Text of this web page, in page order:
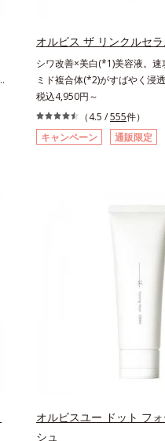
オルビス ザ リンクルセ
シワ改善×美白(*1)美容液。速
ミド複合体(*2)がすばやく浸
ッと。大人の肌にハリ感を。
美容液。ポーラ化成 研究所の
た、速攻型ナイアシンアミド
ポート成分(*4)を配合。シワ改
く届けます。真皮のコラーゲ
齢とともに刻まれる深い悩み
ら、過剰なメラニン生成を防
カスを予防します。さらに独
透型ハリ保湿成分(*6)で大人
ス。するっと伸び広がるテ
体にご使用いただける設計"。
もちろん、自分では気づきに
善にも効果を発揮します。*1
抑え、シミ・ソバカスを防
ロール、水（基剤）、BG（
ン酸デカグリセリル（基剤）
おける自社従来品処方との比
税込4,950円～
（4.5 /555件）
キャンペーン
通販限定
オルビスユー ドット フ
シュ